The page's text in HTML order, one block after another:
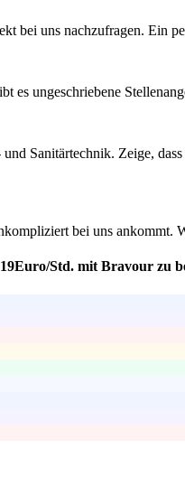
bei uns nachzufragen. Ein
ungeschriebene
Sanitärtechnik. Zeige,
bei uns ankommt.
Std. mit Bravour zu